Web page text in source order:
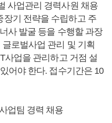
사업관리 경력사원 채용
장기 전략을 수립하고 주
사 발굴 등을 수행할 과장
로벌사업 관리 및 기획
사업을 관리하고 거점 설
어야 한다. 접수기간은 10
업팀 경력 채용